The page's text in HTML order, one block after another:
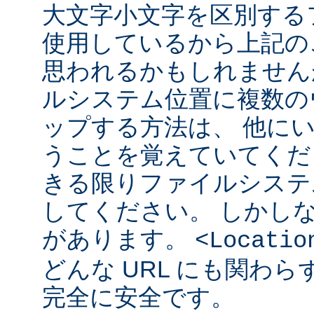
大文字小文字を区別す
使用しているから上記
思われるかもしれませ
ルシステム位置に複数
ップする方法は、 他に
うことを覚えていてく
きる限りファイルシス
してください。 しかし
があります。
どんな URL にも関わら
完全に安全です。